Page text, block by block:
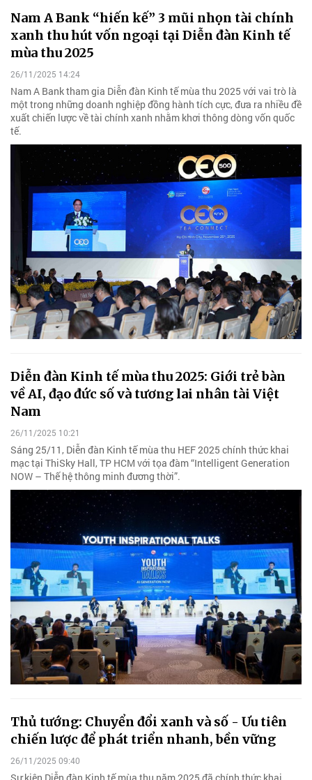
Nam A Bank “hiến kế” 3 mũi nhọn tài chính
xanh thu hút vốn ngoại tại Diễn đàn Kinh tế
mùa thu 2025
26/11/2025 14:24
Nam A Bank tham gia Diễn đàn Kinh tế mùa thu 2025 với vai trò là
một trong những doanh nghiệp đồng hành tích cực, đưa ra nhiều đề
xuất chiến lược về tài chính xanh nhằm khơi thông dòng vốn quốc
tế.
Diễn đàn Kinh tế mùa thu 2025: Giới trẻ bàn
về AI, đạo đức số và tương lai nhân tài Việt
Nam
26/11/2025 10:21
Sáng 25/11, Diễn đàn Kinh tế mùa thu HEF 2025 chính thức khai
mạc tại ThiSky Hall, TP HCM với tọa đàm “Intelligent Generation
NOW – Thế hệ thông minh đương thời”.
Thủ tướng: Chuyển đổi xanh và số - Ưu tiên
chiến lược để phát triển nhanh, bền vững
26/11/2025 09:40